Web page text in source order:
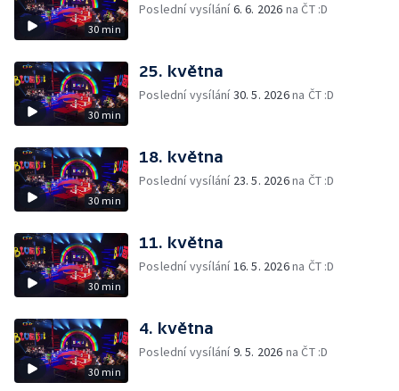
30 min
Poslední vysílání6. 6. 2026 na ČT :D
30 min
25. května
Poslední vysílání30. 5. 2026na ČT :D
30 min
18. května
Poslední vysílání 23. 5. 2026na ČT :D
30 min
11. května
Poslední vysílání16. 5. 2026na ČT :D
30 min
4. května
Poslední vysílání9. 5. 2026 na ČT :D